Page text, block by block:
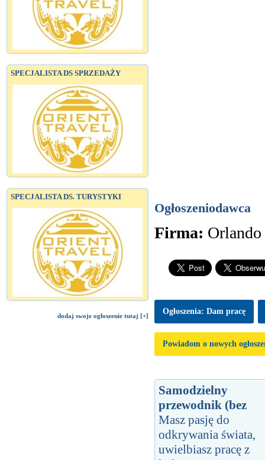
SPECJALISTA DS SPRZEDAŻY
SPECJALISTA DS. TURYSTYKI
dodaj swoje ogłoszenie tutaj [+]
Ogłoszeniodawca
Firma:
Ogłoszenia: Dam pracę
Powiadom o nowych
Samodzielny
przewodnik (bez
Masz pasję do
odkrywania świata,
uwielbiasz pracę z